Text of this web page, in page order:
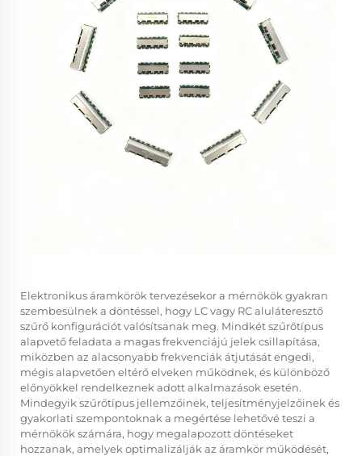
Elektronikus áramkörök tervezésekor a mérnökök gyakran
szembesülnek a döntéssel, hogy LC vagy RC aluláteresztő
szűrő konfigurációt valósítsanak meg. Mindkét szűrőtípus
alapvető feladata a magas frekvenciájú jelek csillapítása,
miközben az alacsonyabb frekvenciák átjutását engedi,
mégis alapvetően eltérő elveken működnek, és különböző
előnyökkel rendelkeznek adott alkalmazások esetén.
Mindegyik szűrőtípus jellemzőinek, teljesítményjelzőinek és
gyakorlati szempontoknak a megértése lehetővé teszi a
mérnökök számára, hogy megalapozott döntéseket
hozzanak, amelyek optimalizálják az áramkör működését,